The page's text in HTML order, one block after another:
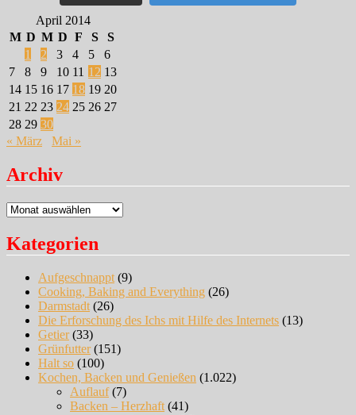
April 2014
M D M D F S
S
1
2 3 4 5
6
7
8 9 10 11 12 13
14 15 16 17 18 19 20
21 22 23 24 25 26 27
28 29 30
« März
Mai »
Archiv
Archiv
Kategorien
Aufgeschnappt(9)
Cooking, Baking and Everything (26)
Darmstadt(26)
Die Erforschung des Ichs mit Hilfe des Internets (13)
Getier(33)
Grünfutter(151)
Halt so (100)
Kochen, Backen und Genießen (1.022)
Auflauf(7)
Backen – Herzhaft(41)